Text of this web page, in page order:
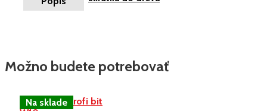
Možno budete potrebovať